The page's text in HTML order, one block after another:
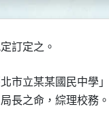
訂定之。
市立某某國民中學
長之命，綜理校務。